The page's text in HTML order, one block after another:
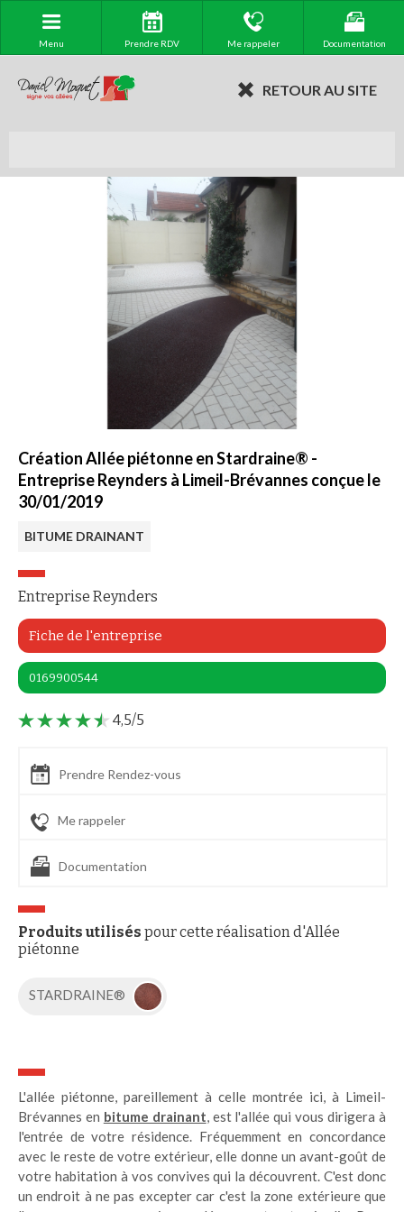
Menu Prendre RDV Me rappeler Documentation
RETOUR AU SITE
Création Allée piétonne en Stardraine® -
Entreprise Reynders à Limeil-Brévannes conçue le
30/01/2019
BITUME DRAINANT
Entreprise Reynders
Fiche de l'entreprise
0169900544
4,5/5
Prendre Rendez-vous
Me rappeler
Documentation
Produits utilisés pour cette réalisation d'Allée
piétonne
STARDRAINE®
L'allée piétonne, pareillement à celle montrée ici, à Limeil-
Brévannes en bitume drainant, est l'allée qui vous dirigera à
l'entrée de votre résidence. Fréquemment en concordance
avec le reste de votre extérieur, elle donne un avant-goût de
votre habitation à vos convives qui la découvrent. C'est donc
un endroit à ne pas excepter car c'est la zone extérieure que